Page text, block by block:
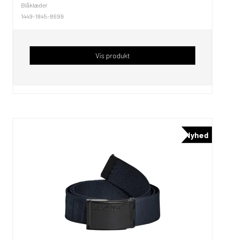
Blåklæder
1449-1845-8699
Vis produkt
Nyhed